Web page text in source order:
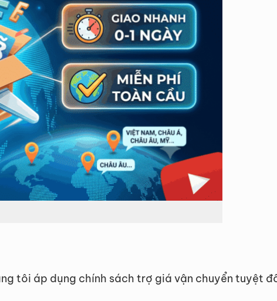
tôi áp dụng chính sách trợ giá vận chuyển tuyệt